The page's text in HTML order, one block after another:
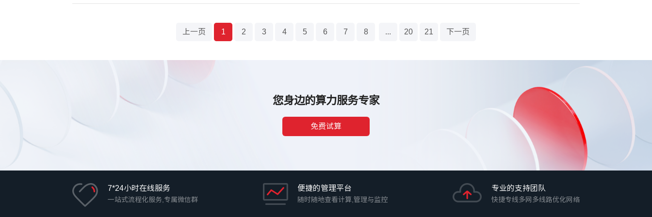
上一页 1 2 3 4 5 6 7 8 ... 20 21 下一页
您身边的算力服务专家
免费试算
7*24小时在线服务
一站式流程化服务,专属微信群
便捷的管理平台
随时随地查看计算,管理与监控
专业的支持团队
快捷专线多网多线路优化网络